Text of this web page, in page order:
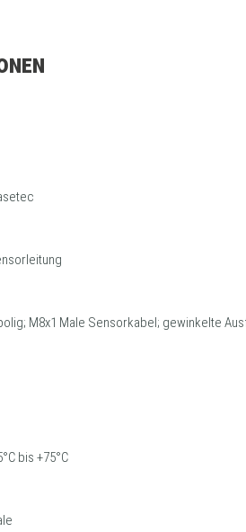
M8x1 Male Sensorkabel; gewinkelte
bis +75°C